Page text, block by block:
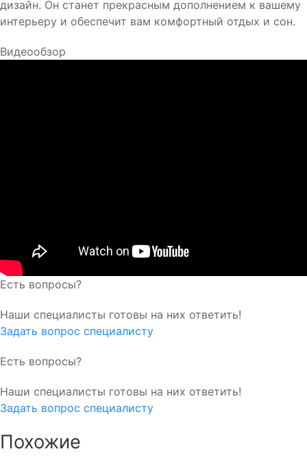
дизайн. Он станет прекрасным дополнением к вашему
интерьеру и обеспечит вам комфортный отдых и сон.
Видеообзор
Есть вопросы?
Наши специалисты готовы на них ответить!
Задать вопрос специалисту
Есть вопросы?
Наши специалисты готовы на них ответить!
Задать вопрос специалисту
Похожие